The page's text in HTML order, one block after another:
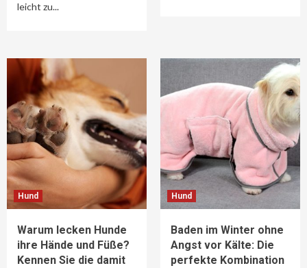
leicht zu...
Hund
Warum lecken Hunde
ihre Hände und Füße?
Kennen Sie die damit
Hund
Baden im Winter ohne
Angst vor Kälte: Die
perfekte Kombination